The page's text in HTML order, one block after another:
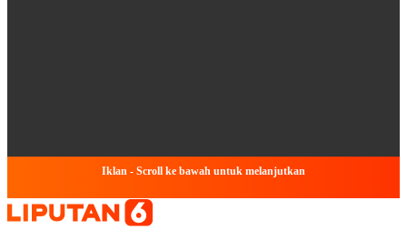
Iklan - Scroll ke bawah untuk melanjutkan